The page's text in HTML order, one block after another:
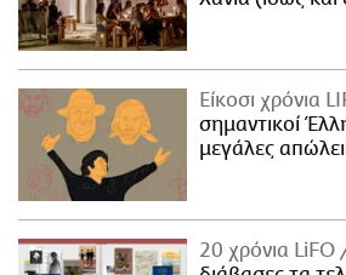
Είκοσι χρόνια
σημαντικοί
μεγάλες
20 χρόνια LiFO